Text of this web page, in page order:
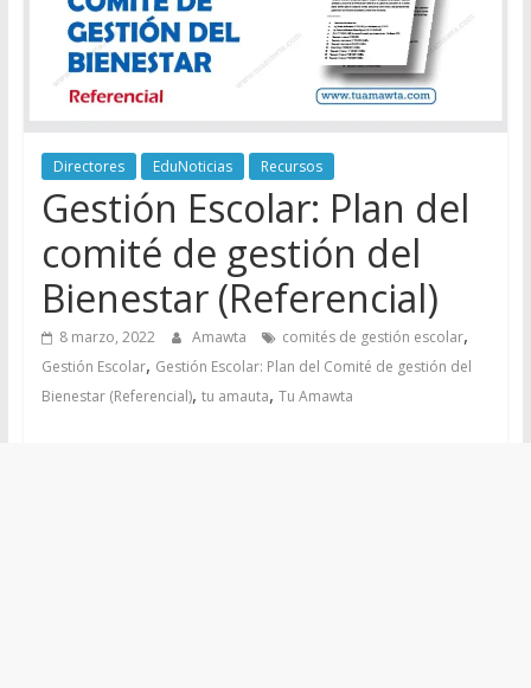
Directores EduNoticias Recursos
Gestión Escolar: Plan del
comité de gestión del
Bienestar (Referencial)
8 marzo, 2022 Amawta comités de gestión escolar,
Gestión Escolar, Gestión Escolar: Plan del Comité de gestión del
Bienestar (Referencial), tu amauta, Tu Amawta